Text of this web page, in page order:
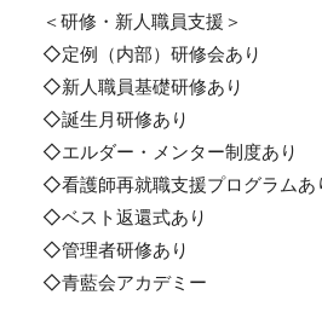
＜研修・新人職員支援＞
◇定例（内部）研修会あり
◇新人職員基礎研修あり
◇誕生月研修あり
◇エルダー・メンター制度あり
◇看護師再就職支援プログラムあ
◇ベスト返還式あり
◇管理者研修あり
◇青藍会アカデミー